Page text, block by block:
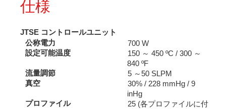
仕様
JTSE コントロールユニット
公称電力
700 W
設定可能温度
150 ～ 450 ºC / 300 ～
840 ºF
流量調節
5 ～50 SLPM
真空
30% / 228 mmHg / 9
inHg
プロファイル
25 (各プロファイルに付